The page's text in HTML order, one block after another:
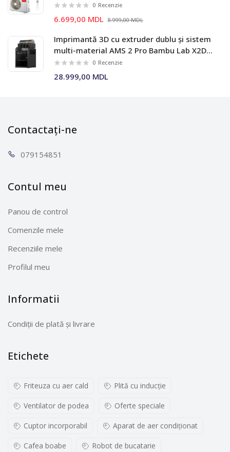
0 Recenzie
6.699,00 MDL 8.999,00 MDL
Imprimantă 3D cu extruder dublu și sistem
multi-material AMS 2 Pro Bambu Lab X2D
Combo
0 Recenzie
28.999,00 MDL
Contactați-ne
0791 54851
Contul meu
Panou de control
Comenzile mele
Recenziile mele
Profilul meu
Informatii
Condiții de plată și livrare
Etichete
Friteuza cu aer cald Plită cu inducţie
Ventilator de podea Oferte speciale
Cuptor incorporabil Aparat de aer condiționat
Cafea boabe Robot de bucatarie